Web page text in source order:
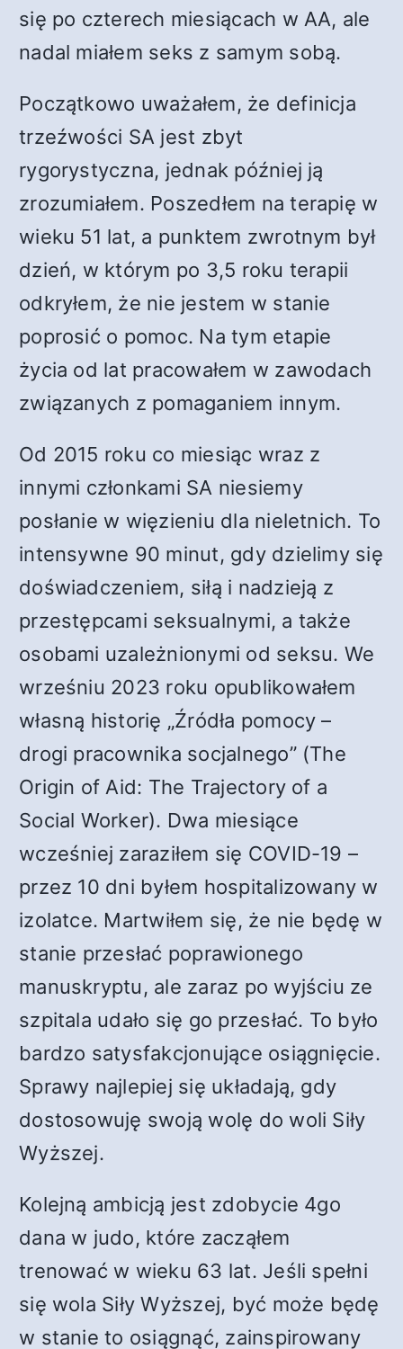
się po czterech miesiącach w AA, ale
nadal miałem seks z samym sobą.
Początkowo uważałem, że definicja
trzeźwości SA jest zbyt
rygorystyczna, jednak później ją
zrozumiałem. Poszedłem na terapię w
wieku 51 lat, a punktem zwrotnym był
dzień, w którym po 3,5 roku terapii
odkryłem, że nie jestem w stanie
poprosić o pomoc. Na tym etapie
życia od lat pracowałem w zawodach
związanych z pomaganiem innym.
Od 2015 roku co miesiąc wraz z
innymi członkami SA niesiemy
posłanie w więzieniu dla nieletnich. To
intensywne 90 minut, gdy dzielimy się
doświadczeniem, siłą i nadzieją z
przestępcami seksualnymi, a także
osobami uzależnionymi od seksu. We
wrześniu 2023 roku opublikowałem
własną historię „Źródła pomocy –
drogi pracownika socjalnego” (The
Origin of Aid: The Trajectory of a
Social Worker). Dwa miesiące
wcześniej zaraziłem się COVID-19 –
przez 10 dni byłem hospitalizowany w
izolatce. Martwiłem się, że nie będę w
stanie przesłać poprawionego
manuskryptu, ale zaraz po wyjściu ze
szpitala udało się go przesłać. To było
bardzo satysfakcjonujące osiągnięcie.
Sprawy najlepiej się układają, gdy
dostosowuję swoją wolę do woli Siły
Wyższej.
Kolejną ambicją jest zdobycie 4go
dana w judo, które zacząłem
trenować w wieku 63 lat. Jeśli spełni
się wola Siły Wyższej, być może będę
w stanie to osiągnąć, zainspirowany